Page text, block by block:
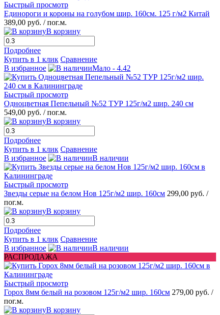
Быстрый просмотр
Единороги и короны на голубом шир. 160см. 125 г/м2 Китай
389,00 руб. / пог.м.
В корзину
Подробнее
Купить в 1 клик Сравнение
В избранное
Мало - 4.42
Быстрый просмотр
Одноцветная Пепельный №52 ТУР 125г/м2 шир. 240 см
549,00 руб. / пог.м.
В корзину
Подробнее
Купить в 1 клик Сравнение
В избранное
В наличии
Быстрый просмотр
Звезды серые на белом Нов 125г/м2 шир. 160см 299,00 руб. /
пог.м.
В корзину
Подробнее
Купить в 1 клик Сравнение
В избранное
В наличии
РАСПРОДАЖА
Быстрый просмотр
Горох 8мм белый на розовом 125г/м2 шир. 160см 279,00 руб. /
пог.м.
В корзину